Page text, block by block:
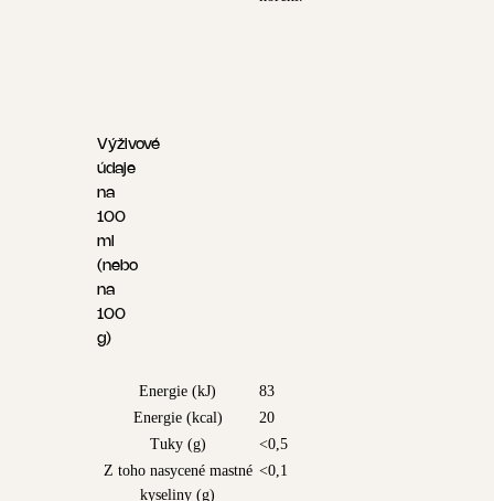
Výživové
údaje
na
100
ml
(nebo
na
100
g)
Energie (kJ)
83
Energie (kcal)
20
Tuky (g)
<0,5
Z toho nasycené mastné
kyseliny (g)
<0,1